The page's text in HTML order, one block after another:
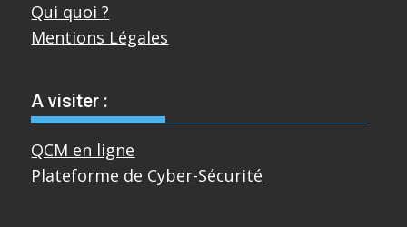
Qui quoi ?
Mentions Légales
A visiter :
QCM en ligne
Plateforme de Cyber-Sécurité